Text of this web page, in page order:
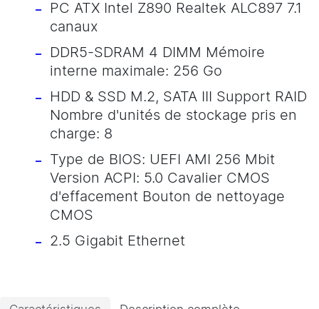
PC ATX Intel Z890 Realtek ALC897 7.1
canaux
DDR5-SDRAM 4 DIMM Mémoire
interne maximale: 256 Go
HDD & SSD M.2, SATA III Support RAID
Nombre d'unités de stockage pris en
charge: 8
Type de BIOS: UEFI AMI 256 Mbit
Version ACPI: 5.0 Cavalier CMOS
d'effacement Bouton de nettoyage
CMOS
2.5 Gigabit Ethernet